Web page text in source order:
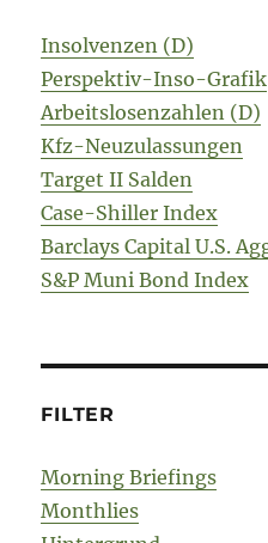
Insolvenzen (D)
Perspektiv-Inso-Grafik
Arbeitslosenzahlen (D)
Kfz-Neuzulassungen
Target II Salden
Case-Shiller Index
Barclays Capital U.S.
S&P Muni Bond Index
FILTER
Morning Briefings
Monthlies